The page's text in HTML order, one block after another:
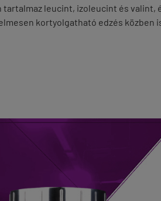
tartalmaz leucint, izoleucint és
kortyolgatható edzés közben